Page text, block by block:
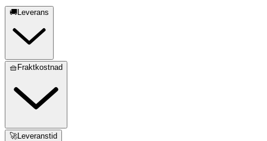
🚚Leverans
🧺Fraktkostnad
🚀Leveranstid